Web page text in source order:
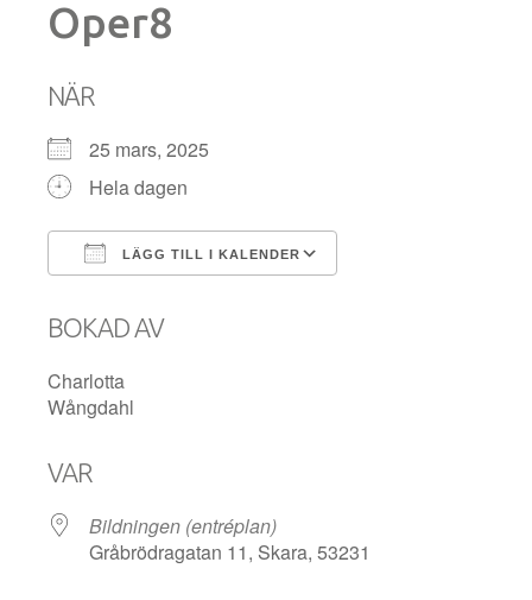
Oper8
NÄR
25 mars, 2025
Hela dagen
LÄGG TILL I KALENDER
BOKAD AV
Charlotta
Wångdahl
VAR
Bildningen (entréplan)
Gråbrödragatan 11, Skara, 53231